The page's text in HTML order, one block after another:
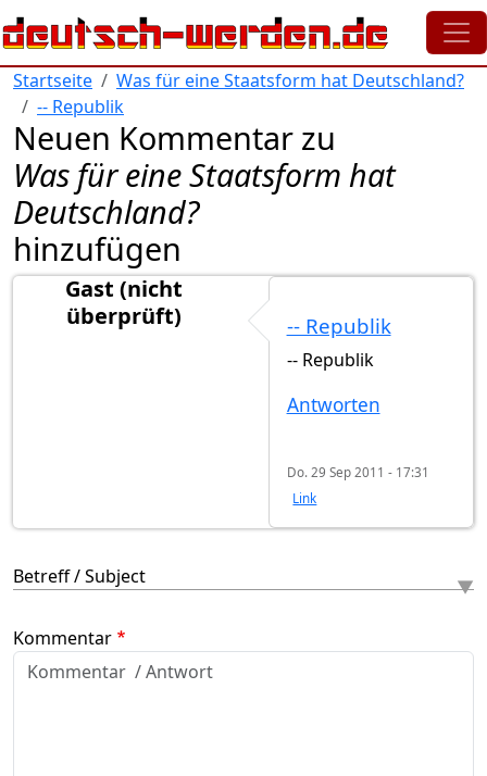
Direkt zum Inhalt
Startseite
Was für eine Staatsform hat Deutschland?
-- Republik
Neuen Kommentar zu
Was für eine Staatsform hat
Deutschland?
hinzufügen
Gast (nicht
überprüft)
-- Republik
-- Republik
Antworten
Do. 29 Sep 2011 - 17:31
Link
Betreff / Subject
Kommentar